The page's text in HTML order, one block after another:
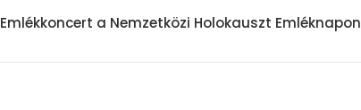
Emlékkoncert a Nemzetközi Holokauszt Emléknapon